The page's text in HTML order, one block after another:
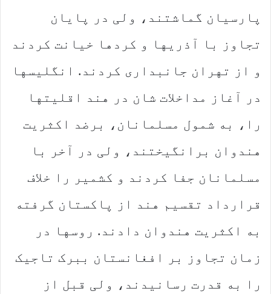
پارسیان گماشتند، ولی در پایان
تجاوز با آذریها و کردها خیانت کردند
و از تهران جانبداری کردند. انگلیسها
در آغاز مداخلات شان در هند اقلیتها
را، به شمول مسلمانان، برضد اکثریت
هندوان برانگیختند، ولی در آخر با
مسلمانان جفا کردند و کشمیر را خلاف
قرارداد تقسیم هند از پاکستان گرفته
به اکثریت هندوان دادند. روسها در
زمان تجاوز بر افغانستان ببرک تاجیک
را به قدرت رسانیدند، ولی قبل از